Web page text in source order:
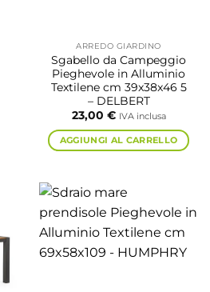
ARREDO GIARDINO
Sgabello da Campeggio
Pieghevole in Alluminio
Textilene cm 39x38x46 5
– DELBERT
23,00 € IVA inclusa
AGGIUNGI AL CARRELLO